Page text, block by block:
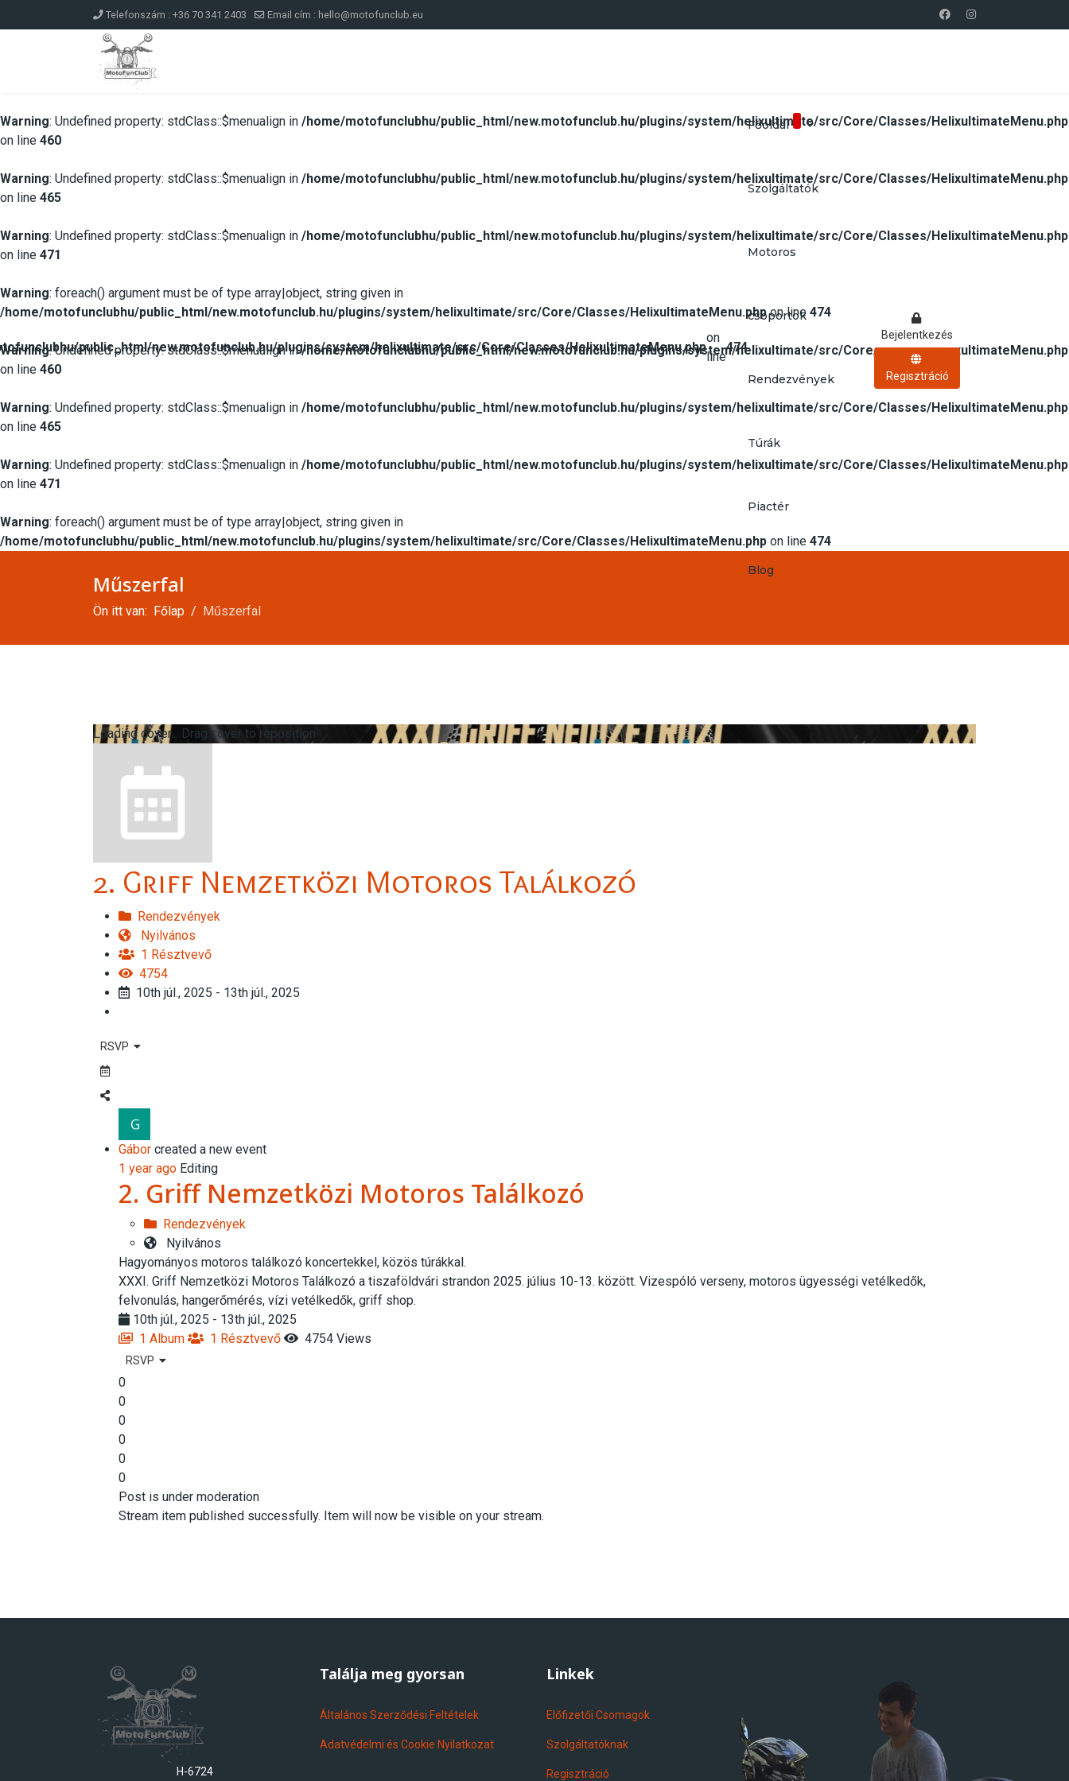
Telefonszám : +36 70 341 2403 Email cím : hello@motofunclub.eu
public_html/new.motofunclub.hu/plugins/system/helixultimate/src/Core/Classes/HelixultimateMenu.php
on
line
474
Főoldal
Szolgáltatók
Motoros
csoportok
Rendezvények
Túrák
Piactér
Blog
Bejelentkezés
Regisztráció
Warning: Undefined property: stdClass::$menualign in /home/motofunclubhu/public_html/new.motofunclub.hu/plugins/system/helixultimate/src/Core/Classes/HelixultimateMenu.php
on line 460
Warning: Undefined property: stdClass::$menualign in /home/motofunclubhu/public_html/new.motofunclub.hu/plugins/system/helixultimate/src/Core/Classes/HelixultimateMenu.php
on line 465
Warning: Undefined property: stdClass::$menualign in /home/motofunclubhu/public_html/new.motofunclub.hu/plugins/system/helixultimate/src/Core/Classes/HelixultimateMenu.php
on line 471
Warning: foreach() argument must be of type array|object, string given in
/home/motofunclubhu/public_html/new.motofunclub.hu/plugins/system/helixultimate/src/Core/Classes/HelixultimateMenu.phpon line 474
Warning: Undefined property: stdClass::$menualign in/home/motofunclubhu/public_html/new.motofunclub.hu/plugins/system/helixultimate/src/Core/Classes/HelixultimateMenu.php
on line 460
Warning: Undefined property: stdClass::$menualign in /home/motofunclubhu/public_html/new.motofunclub.hu/plugins/system/helixultimate/src/Core/Classes/HelixultimateMenu.php
on line 465
Warning: Undefined property: stdClass::$menualign in /home/motofunclubhu/public_html/new.motofunclub.hu/plugins/system/helixultimate/src/Core/Classes/HelixultimateMenu.php
on line 471
Warning: foreach() argument must be of type array|object, string given in
/home/motofunclubhu/public_html/new.motofunclub.hu/plugins/system/helixultimate/src/Core/Classes/HelixultimateMenu.php on line 474
Műszerfal
Ön itt van: Főlap Műszerfal
Loading cover... Drag cover to reposition
2. Griff Nemzetközi Motoros Találkozó
Rendezvények
Nyilvános
1 Résztvevő
4754
10th júl., 2025 - 13th júl., 2025
RSVP
Gábor created a new event
1 year ago Editing
2. Griff Nemzetközi Motoros Találkozó
Rendezvények
Nyilvános
Hagyományos motoros találkozó koncertekkel, közös túrákkal.
XXXI. Griff Nemzetközi Motoros Találkozó a tiszaföldvári strandon 2025. július 10-13. között. Vizespóló verseny, motoros ügyességi vetélkedők,
felvonulás, hangerőmérés, vízi vetélkedők, griff shop.
10th júl., 2025 - 13th júl., 2025
1 Album
1 Résztvevő 4754 Views
RSVP
0
0
0
0
0
0
Post is under moderation
Stream item published successfully. Item will now be visible on your stream.
H-6724
Találja meg gyorsan
Általános Szerződési Feltételek
Adatvédelmi és Cookie Nyilatkozat
Linkek
Előfizetői Csomagok
Szolgáltatóknak
Regisztráció